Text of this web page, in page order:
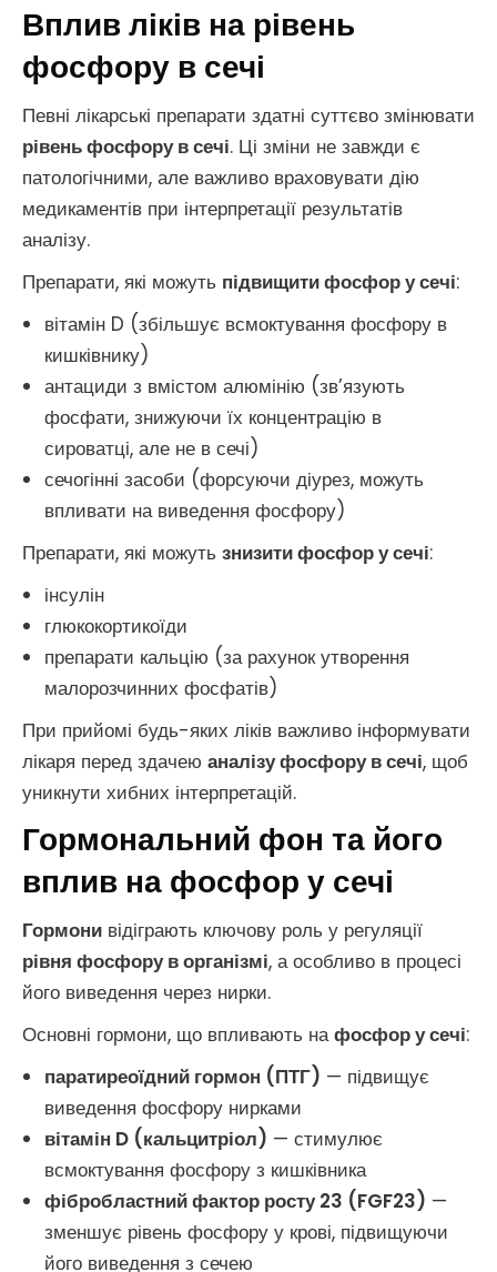
Вплив ліків на рівень
фосфору в сечі
Певні лікарські препарати здатні суттєво змінювати
рівень фосфору в сечі. Ці зміни не завжди є
патологічними, але важливо враховувати дію
медикаментів при інтерпретації результатів
аналізу.
Препарати, які можуть підвищити фосфор у сечі:
вітамін D (збільшує всмоктування фосфору в
кишківнику)
антациди з вмістом алюмінію (зв’язують
фосфати, знижуючи їх концентрацію в
сироватці, але не в сечі)
сечогінні засоби (форсуючи діурез, можуть
впливати на виведення фосфору)
Препарати, які можуть знизити фосфор у сечі:
інсулін
глюкокортикоїди
препарати кальцію (за рахунок утворення
малорозчинних фосфатів)
При прийомі будь-яких ліків важливо інформувати
лікаря перед здачею аналізу фосфору в сечі, щоб
уникнути хибних інтерпретацій.
Гормональний фон та його
вплив на фосфор у сечі
Гормони відіграють ключову роль у регуляції
рівня фосфору в організмі, а особливо в процесі
його виведення через нирки.
Основні гормони, що впливають нафосфор у сечі:
паратиреоїдний гормон (ПТГ) — підвищує
виведення фосфору нирками
вітамін D (кальцитріол) — стимулює
всмоктування фосфору з кишківника
фібробластний фактор росту 23 (FGF23) —
зменшує рівень фосфору у крові, підвищуючи
його виведення з сечею